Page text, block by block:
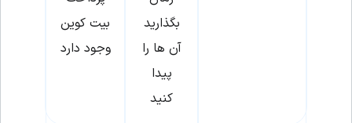
بگذارید
آن ها را
پیدا
کنید
بیت کوین
وجود دارد